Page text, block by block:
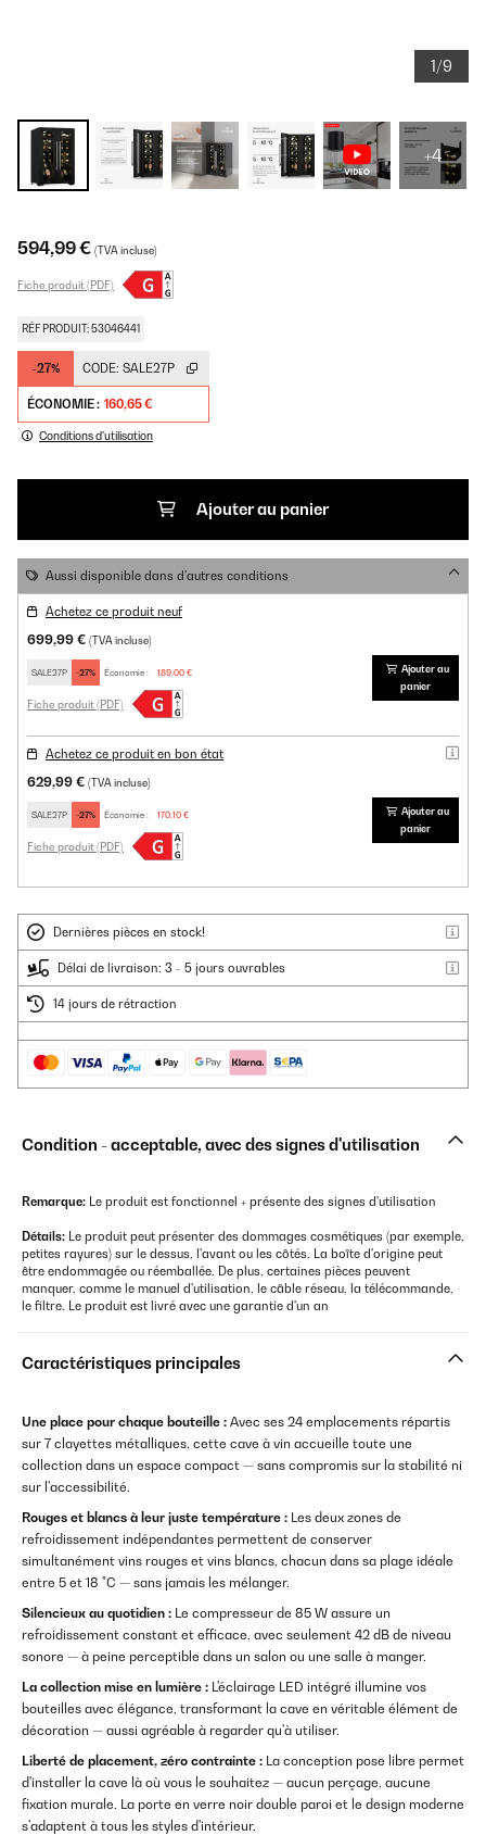
1/9
+4
594,99 € (TVA incluse)
Fiche produit (PDF)
RÉF PRODUIT: 53046441
-27% CODE: SALE27P
ÉCONOMIE : 160,65 €
Conditions d'utilisation
Ajouter au panier
Aussi disponible dans d'autres conditions
Achetez ce produit neuf
699,99 € (TVA incluse)
SALE27P -27% Économie : 189,00 €
Fiche produit (PDF)
Ajouter au
panier
Achetez ce produit en bon état
629,99 € (TVA incluse)
SALE27P -27% Économie : 170,10 €
Fiche produit (PDF)
Ajouter au
panier
Dernières pièces en stock!
Délai de livraison: 3 - 5 jours ouvrables
14 jours de rétraction
Condition - acceptable, avec des signes d'utilisation
Remarque: Le produit est fonctionnel + présente des signes d'utilisation
Détails: Le produit peut présenter des dommages cosmétiques (par exemple,
petites rayures) sur le dessus, l'avant ou les côtés. La boîte d'origine peut
être endommagée ou réemballée. De plus, certaines pièces peuvent
manquer, comme le manuel d'utilisation, le câble réseau, la télécommande,
le filtre. Le produit est livré avec une garantie d'un an
Caractéristiques principales
Une place pour chaque bouteille : Avec ses 24 emplacements répartis
sur 7 clayettes métalliques, cette cave à vin accueille toute une
collection dans un espace compact — sans compromis sur la stabilité ni
sur l'accessibilité.
Rouges et blancs à leur juste température : Les deux zones de
refroidissement indépendantes permettent de conserver
simultanément vins rouges et vins blancs, chacun dans sa plage idéale
entre 5 et 18 °C — sans jamais les mélanger.
Silencieux au quotidien : Le compresseur de 85 W assure un
refroidissement constant et efficace, avec seulement 42 dB de niveau
sonore — à peine perceptible dans un salon ou une salle à manger.
La collection mise en lumière : L'éclairage LED intégré illumine vos
bouteilles avec élégance, transformant la cave en véritable élément de
décoration — aussi agréable à regarder qu'à utiliser.
Liberté de placement, zéro contrainte : La conception pose libre permet
d'installer la cave là où vous le souhaitez — aucun perçage, aucune
fixation murale. La porte en verre noir double paroi et le design moderne
s'adaptent à tous les styles d'intérieur.